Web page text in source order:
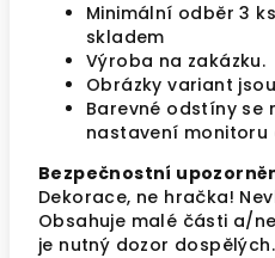
Minimální odběr 3
skladem
Výroba na zakázku.
Obrázky variant
Barevné odstíny se
nastavení monitoru
Bezpečnostní
Dekorace, ne hračka!
Obsahuje malé části a/
je nutný dozor dospělých.